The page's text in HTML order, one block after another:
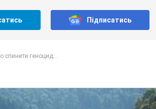
Підписатись
спинити геноцид...